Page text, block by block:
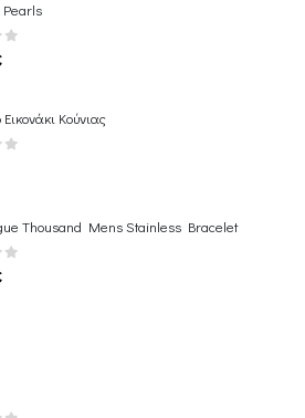
Pearls
5
Κούνιας
5
Thousand Mens Stainless Bracelet
5